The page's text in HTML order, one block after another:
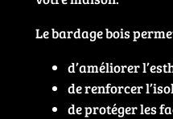
Le bardage bois
d’améliorer
de renforcer
de protéger les